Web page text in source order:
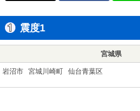
震度1
宮城県
岩沼市 宮城川崎町 仙台青葉区